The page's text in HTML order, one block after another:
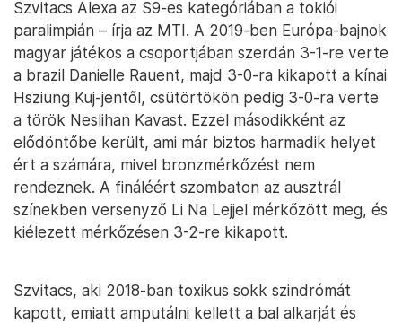
Szvitacs Alexa az S9-es kategóriában a tokiói
paralimpián – írja az MTI. A 2019-ben Európa-bajnok
magyar játékos a csoportjában szerdán 3-1-re verte
a brazil Danielle Rauent, majd 3-0-ra kikapott a kínai
Hsziung Kuj-jentől, csütörtökön pedig 3-0-ra verte
a török Neslihan Kavast. Ezzel másodikként az
elődöntőbe került, ami már biztos harmadik helyet
ért a számára, mivel bronzmérkőzést nem
rendeznek. A fináléért szombaton az ausztrál
színekben versenyző Li Na Lejjel mérkőzött meg, és
kiélezett mérkőzésen 3-2-re kikapott.
Szvitacs, aki 2018-ban toxikus sokk szindrómát
kapott, emiatt amputálni kellett a bal alkarját és